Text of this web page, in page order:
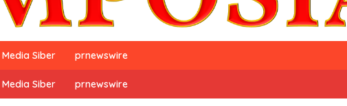
Siber prnewswire
Siber prnewswire